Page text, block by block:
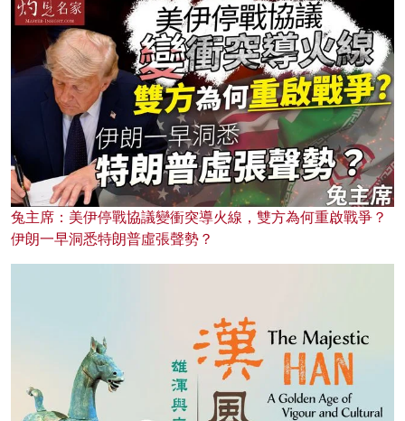
兔主席：美伊停戰協議變衝突導火線，雙方為何重啟戰爭？
伊朗一早洞悉特朗普虛張聲勢？